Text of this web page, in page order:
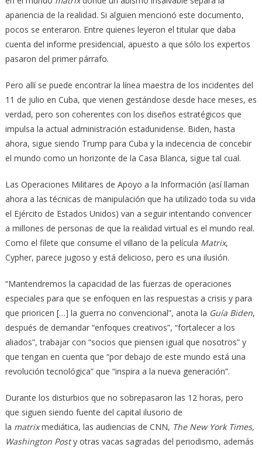
apariencia de la realidad. Si alguien mencionó este documento,
pocos se enteraron. Entre quienes leyeron el titular que daba
cuenta del informe presidencial, apuesto a que sólo los expertos
pasaron del primer párrafo.
Pero allí se puede encontrar la línea maestra de los incidentes del
11 de julio en Cuba, que vienen gestándose desde hace meses, es
verdad, pero son coherentes con los diseños estratégicos que
impulsa la actual administración estadunidense. Biden, hasta
ahora, sigue siendo Trump para Cuba y la indecencia de concebir
el mundo como un horizonte de la Casa Blanca, sigue tal cual.
Las Operaciones Militares de Apoyo a la Información (así llaman
ahora a las técnicas de manipulación que ha utilizado toda su vida
el Ejército de Estados Unidos) van a seguir intentando convencer
a millones de personas de que la realidad virtual es el mundo real.
Como el filete que consume el villano de la película Matrix,
Cypher, parece jugoso y está delicioso, pero es una ilusión.
“Mantendremos la capacidad de las fuerzas de operaciones
especiales para que se enfoquen en las respuestas a crisis y para
que prioricen […] la guerra no convencional”, anota la Guía Biden,
después de demandar “enfoques creativos”, “fortalecer a los
aliados”, trabajar con “socios que piensen igual que nosotros” y
que tengan en cuenta que “por debajo de este mundo está una
revolución tecnológica” que “inspira a la nueva generación”.
Durante los disturbios que no sobrepasaron las 12 horas, pero
que siguen siendo fuente del capital ilusorio de
la matrixmediática, las audiencias de CNN, The New York Times,
Washington Posty otras vacas sagradas del periodismo, además